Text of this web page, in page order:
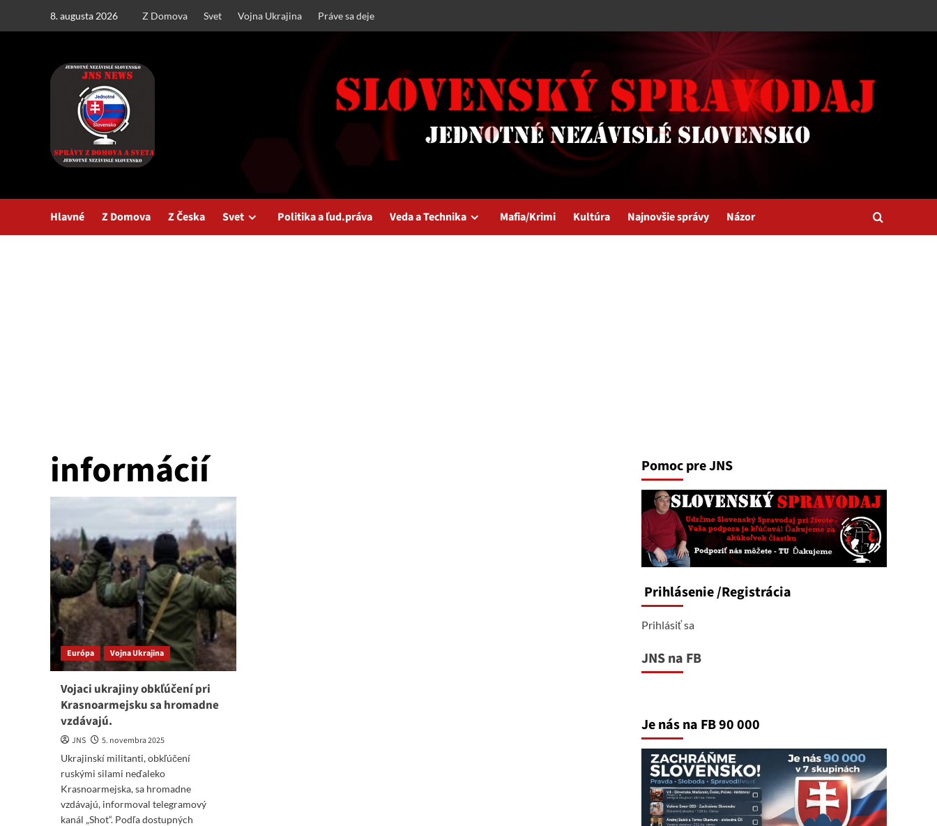
8. augusta 2026 Z Domova Svet Vojna Ukrajina Práve sa deje
Hlavné Z Domova Z Česka Svet Politika a ľud.práva Veda a Technika Mafia/Krimi Kultúra Najnovšie správy Názor
informácií
Európa Vojna Ukrajina
Vojaci ukrajiny obkľúčení pri
Krasnoarmejsku sa hromadne
vzdávajú.
JNS
5. novembra 2025
Ukrajinskí militanti, obkľúčení
ruskými silami neďaleko
Krasnoarmejska, sa hromadne
vzdávajú, informoval telegramový
kanál „Shot“. Podľa dostupných
Pomoc pre JNS
Prihlásenie/Registrácia
Prihlásiť sa
JNS na FB
Je nás na FB 90 000